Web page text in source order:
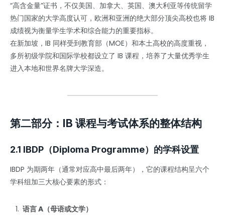
“高含金量”证书，不仅美国、加拿大、英国、澳大利亚等传统留学
热门国家的大学高度认可，欧洲和亚洲的绝大部分顶尖高校也将 IB
成绩视为衡量学生学术和综合能力的重要指标。
在新加坡，IB 同样受到教育部（MOE）和本土高校的高度重视，
多所初级学院和国际学校都设立了 IB 课程，培养了大量优秀学生
进入本地和世界名牌大学深造。
第二部分：IB 课程与考试体系的整体结构
2.1 IBDP（Diploma Programme）的学科设置
IBDP 为期两年（通常对应高中最后两年），它的课程结构呈六个
学科组加三大核心要素的形式：
语言 A（母语或文学）